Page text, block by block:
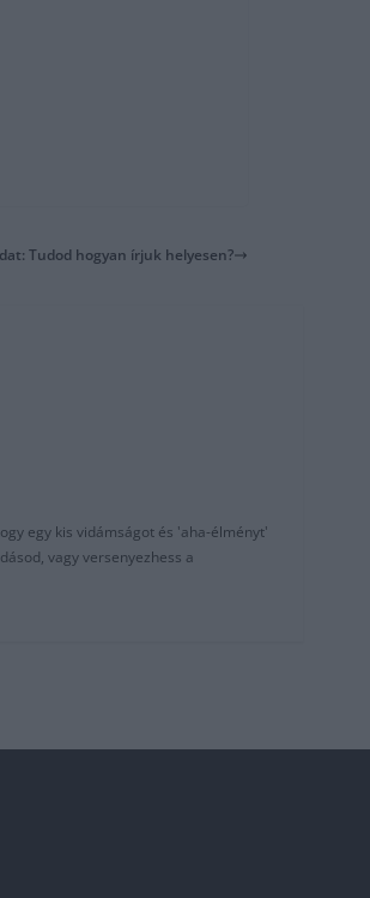
Tudod hogyan írjuk helyesen?
egy kis vidámságot és 'aha-élményt'
vagy versenyezhess a